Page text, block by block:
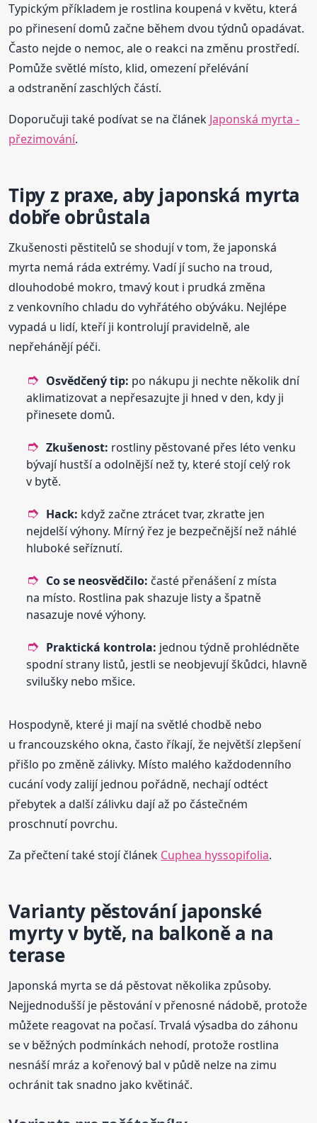
Typickým příkladem je rostlina koupená v květu, která
po přinesení domů začne během dvou týdnů opadávat.
Často nejde o nemoc, ale o reakci na změnu prostředí.
Pomůže světlé místo, klid, omezení přelévání
a odstranění zaschlých částí.
Doporučuji také podívat se na článek Japonská myrta -
přezimování.
Tipy z praxe, aby japonská myrta
dobře obrůstala
Zkušenosti pěstitelů se shodují v tom, že japonská
myrta nemá ráda extrémy. Vadí jí sucho na troud,
dlouhodobé mokro, tmavý kout i prudká změna
z venkovního chladu do vyhřátého obýváku. Nejlépe
vypadá u lidí, kteří ji kontrolují pravidelně, ale
nepřehánějí péči.
Osvědčený tip: po nákupu ji nechte několik dní
aklimatizovat a nepřesazujte ji hned v den, kdy ji
přinesete domů.
Zkušenost: rostliny pěstované přes léto venku
bývají hustší a odolnější než ty, které stojí celý rok
v bytě.
Hack: když začne ztrácet tvar, zkraťte jen
nejdelší výhony. Mírný řez je bezpečnější než náhlé
hluboké seříznutí.
Co se neosvědčilo: časté přenášení z místa
na místo. Rostlina pak shazuje listy a špatně
nasazuje nové výhony.
Praktická kontrola: jednou týdně prohlédněte
spodní strany listů, jestli se neobjevují škůdci, hlavně
svilušky nebo mšice.
Hospodyně, které ji mají na světlé chodbě nebo
u francouzského okna, často říkají, že největší zlepšení
přišlo po změně zálivky. Místo malého každodenního
cucání vody zalijí jednou pořádně, nechají odtéct
přebytek a další zálivku dají až po částečném
proschnutí povrchu.
Za přečtení také stojí článek Cuphea hyssopifolia.
Varianty pěstování japonské
myrty v bytě, na balkoně a na
terase
Japonská myrta se dá pěstovat několika způsoby.
Nejjednodušší je pěstování v přenosné nádobě, protože
můžete reagovat na počasí. Trvalá výsadba do záhonu
se v běžných podmínkách nehodí, protože rostlina
nesnáší mráz a kořenový bal v půdě nelze na zimu
ochránit tak snadno jako květináč.